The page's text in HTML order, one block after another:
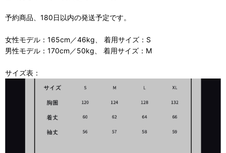
予約商品、180日以内の発送予定です。
女性モデル：165cm／46kg、 着用サイズ：S
男性モデル：170cm／50kg、 着用サイズ：M
サイズ表：